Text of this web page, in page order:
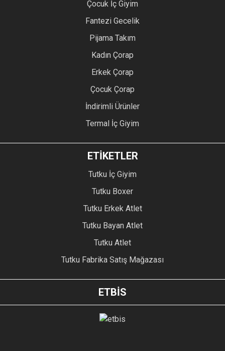
Çocuk İç Giyim
Fantezi Gecelik
Pijama Takım
Kadın Çorap
Erkek Çorap
Çocuk Çorap
İndirimli Ürünler
Termal İç Giyim
ETİKETLER
Tutku İç Giyim
Tutku Boxer
Tutku Erkek Atlet
Tutku Bayan Atlet
Tutku Atlet
Tutku Fabrika Satış Mağazası
ETBİS